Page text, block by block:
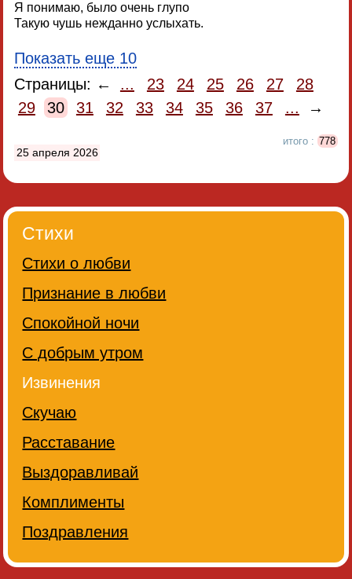
Я понимаю, было очень глупо
Такую чушь нежданно услыхать.
Показать еще 10
Страницы: ←
... 23 24 25 26 27
28
29
30 31 32 33 34 35 36 37 ... →
итого : 778
25 апреля 2026
Стихи
Стихи о любви
Признание в любви
Спокойной ночи
С добрым утром
Извинения
Скучаю
Расставание
Выздоравливай
Комплименты
Поздравления